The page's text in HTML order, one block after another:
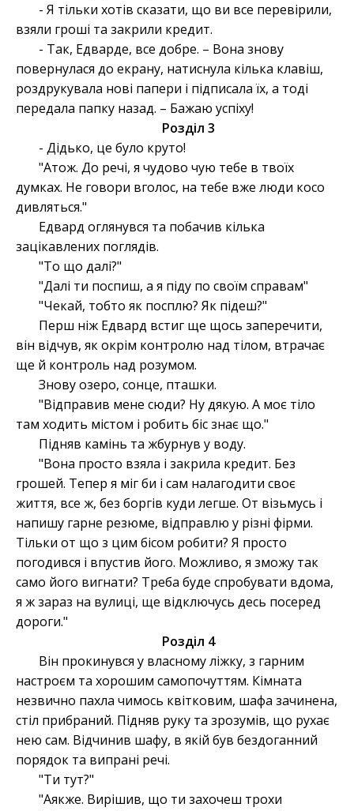
- Я тільки хотів сказати, що ви все перевірили,
взяли гроші та закрили кредит.
- Так, Едварде, все добре. – Вона знову
повернулася до екрану, натиснула кілька клавіш,
роздрукувала нові папери і підписала їх, а тоді
передала папку назад. – Бажаю успіху!
Розділ 3
- Дідько, це було круто!
"Атож. До речі, я чудово чую тебе в твоїх
думках. Не говори вголос, на тебе вже люди косо
дивляться."
Едвард оглянувся та побачив кілька
зацікавлених поглядів.
"То що далі?"
"Далі ти поспиш, а я піду по своїм справам"
"Чекай, тобто як посплю? Як підеш?"
Перш ніж Едвард встиг ще щось заперечити,
він відчув, як окрім контролю над тілом, втрачає
ще й контроль над розумом.
Знову озеро, сонце, пташки.
"Відправив мене сюди? Ну дякую. А моє тіло
там ходить містом і робить біс знає що."
Підняв камінь та жбурнув у воду.
"Вона просто взяла і закрила кредит. Без
грошей. Тепер я міг би і сам налагодити своє
життя, все ж, без боргів куди легше. От візьмусь і
напишу гарне резюме, відправлю у різні фірми.
Тільки от що з цим бісом робити? Я просто
погодився і впустив його. Можливо, я зможу так
само його вигнати? Треба буде спробувати вдома,
я ж зараз на вулиці, ще відключусь десь посеред
дороги."
Розділ 4
Він прокинувся у власному ліжку, з гарним
настроєм та хорошим самопочуттям. Кімната
незвично пахла чимось квітковим, шафа зачинена,
стіл прибраний. Підняв руку та зрозумів, що рухає
нею сам. Відчинив шафу, в якій був бездоганний
порядок та випрані речі.
"Ти тут?"
"Аякже. Вирішив, що ти захочеш трохи